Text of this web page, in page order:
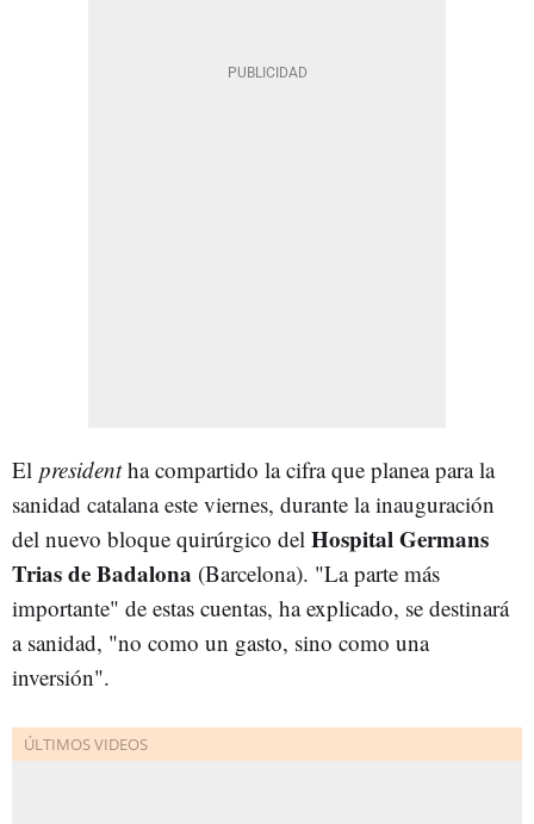
El presidentha compartido la cifra que planea para la
sanidad catalana este viernes, durante la inauguración
del nuevo bloque quirúrgico del Hospital Germans
Trias de Badalona (Barcelona). "La parte más
importante" de estas cuentas, ha explicado, se destinará
a sanidad, "no como un gasto, sino como una
inversión".